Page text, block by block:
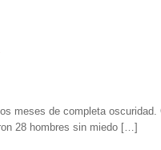
meses de completa
28 hombres sin miedo […]